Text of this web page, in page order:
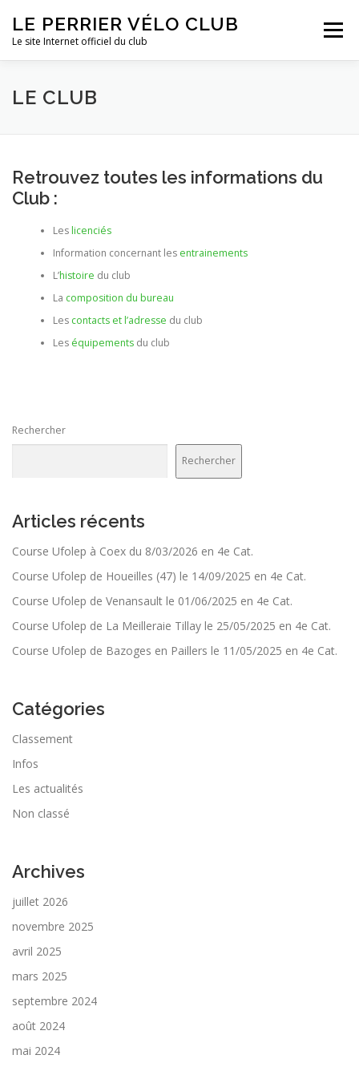
contenu
LE PERRIER VÉLO CLUB
Le site Internet officiel du club
Menu
ACTUALITÉS
LE CLUB
Retrouvez toutes les informations du
Club :
Les licenciés
Information concernant les entrainements
L’histoire du club
La composition du bureau
Les contacts et l’adresse du club
Les équipementsdu club
Rechercher
Rechercher
Articles récents
Course Ufolep à Coex du 8/03/2026 en 4e Cat.
Course Ufolep de Houeilles (47) le 14/09/2025 en 4e Cat.
Course Ufolep de Venansault le 01/06/2025 en 4e Cat.
Course Ufolep de La Meilleraie Tillay le 25/05/2025 en 4e Cat.
Course Ufolep de Bazoges en Paillers le 11/05/2025 en 4e Cat.
Catégories
Classement
Infos
Les actualités
Non classé
Archives
juillet 2026
novembre 2025
avril 2025
mars 2025
septembre 2024
août 2024
mai 2024